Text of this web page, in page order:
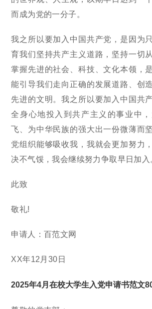
而成为党的一分子。
我之所以要加入中国共产党，是因为
育我们坚持共产主义道路，坚持一切
掌握先进的社会、科技、文化本领，
能引导我们走向正确的发展道路、创
先进的文明。我之所以要加入中国共
全身心地投入到共产主义的事业中
飞、为中华民族的强大出一份微薄而
党组织能够吸收我，我就会更加努力
决不气馁，我会继续努力争取早日加入
此致
敬礼!
申请人：百范文网
XX年12月30日
2025年4月在校大学生入党申请书范文